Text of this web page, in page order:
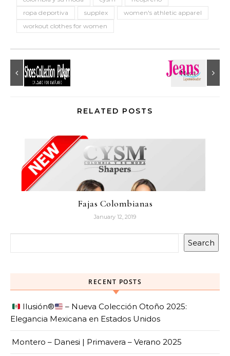
ropa deportiva
supplex
women's athletic apparel
workout clothes for women
RELATED POSTS
Fajas Colombianas
January 12, 2019
Search
RECENT POSTS
Ilusión®️
– Nueva Colección Otoño 2025:
Elegancia Mexicana en Estados Unidos
Montero – Danesi | Primavera – Verano 2025